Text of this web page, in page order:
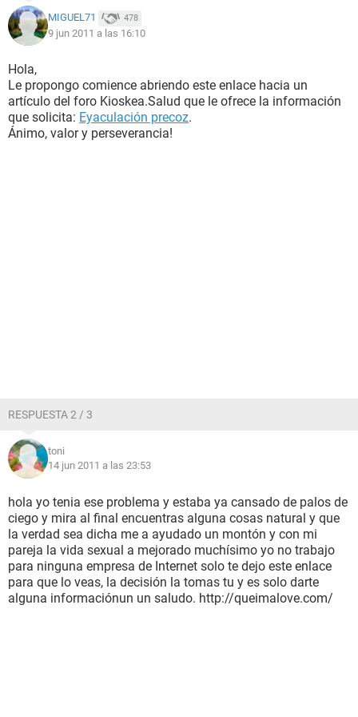
MIGUEL71 478
9 jun 2011 a las 16:10
Hola,
Le propongo comience abriendo este enlace hacia un
artículo del foro Kioskea.Salud que le ofrece la información
que solicita: Eyaculación precoz.
Ánimo, valor y perseverancia!
RESPUESTA 2 / 3
toni
14 jun 2011 a las 23:53
hola yo tenia ese problema y estaba ya cansado de palos de
ciego y mira al final encuentras alguna cosas natural y que
la verdad sea dicha me a ayudado un montón y con mi
pareja la vida sexual a mejorado muchísimo yo no trabajo
para ninguna empresa de Internet solo te dejo este enlace
para que lo veas, la decisión la tomas tu y es solo darte
alguna informaciónun un saludo. http://queimalove.com/